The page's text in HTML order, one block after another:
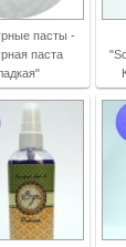
пасты -
паста